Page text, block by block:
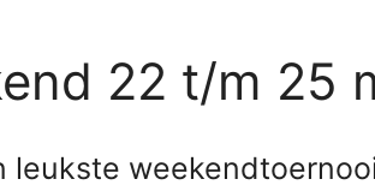
22 t/m 25
leukste